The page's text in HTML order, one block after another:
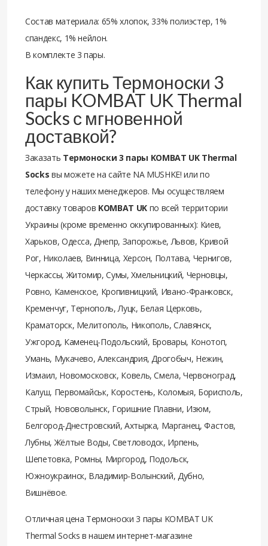
Состав материала: 65% хлопок, 33% полиэстер, 1%
спандекс, 1% нейлон.
В комплекте 3 пары.
Как купить Термоноски 3
пары KOMBAT UK Thermal
Socks с мгновенной
доставкой?
Заказать Термоноски 3 пары KOMBAT UK Thermal
Socks вы можете на сайте NA MUSHKE! или по
телефону у наших менеджеров. Мы осуществляем
доставку товаров KOMBAT UKпо всей территории
Украины (кроме временно оккупированных): Киев,
Харьков, Одесса, Днепр, Запорожье, Львов, Кривой
Рог, Николаев, Винница, Херсон, Полтава, Чернигов,
Черкассы, Житомир, Сумы, Хмельницкий, Черновцы,
Ровно, Каменское, Кропивницкий, Ивано-Франковск,
Кременчуг, Тернополь, Луцк, Белая Церковь,
Краматорск, Мелитополь, Никополь, Славянск,
Ужгород, Каменец-Подольский, Бровары, Конотоп,
Умань, Мукачево, Александрия, Дрогобыч, Нежин,
Измаил, Новомосковск, Ковель, Смела, Червоноград,
Калуш, Первомайськ, Коростень, Коломыя, Борисполь,
Стрый, Нововолынск, Горишние Плавни, Изюм,
Белгород-Днестровский, Ахтырка, Марганец, Фастов,
Лубны, Жёлтые Воды, Светловодск, Ирпень,
Шепетовка, Ромны, Миргород, Подольск,
Южноукраинск, Владимир-Волынский, Дубно,
Вишнёвое.
Отличная цена Термоноски 3 пары KOMBAT UK
Thermal Socks в нашем интернет-магазине